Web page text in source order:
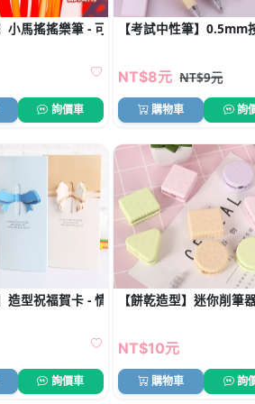
小馬搖搖樂筆 - 可愛學生中性筆禮品
詢價車
【考試中性筆】
NT$8元 NT$9元
購物車 詢
筆
造型祝福賀卡 - 情人節小卡片
詢價車
【餅乾造型】迷你削筆
NT$10元
購物車 詢